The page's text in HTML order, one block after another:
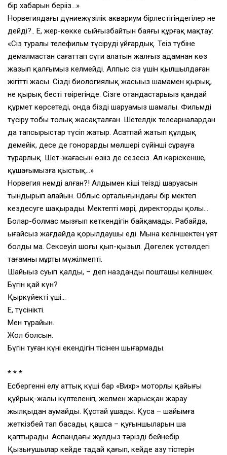
бір хабарын беріңіз…»
Норвегиядағы дүниежүзілік аквариум бірлестігіндегілер не
дейді?.. Е, жер-көкке сыйғызбайтын баяғы құрғақ мақтау:
«Сіз туралы телефильм түсіруді ұйғардық. Теңіз түбіне
демалмастан сағаттап сүңги алатын жалғыз адамнан көз
жазып қалғымыз келмейді. Алпыс сіз үшін қылшылдаған
жігіттің жасы. Сіздің биологиялық жасыңыз шамамен қырық,
не қырық бестің төңірегінде. Сізге отандастарыңыз қандай
құрмет көрсетеді, онда біздің шаруамыз шамалы. Фильмді
түсіру тобы толық жасақталған. Шетелдік телеарналардан
да тапсырыстар түсіп жатыр. Асатпай жатып құлдық
демейік, десе де гонорардың мөлшері сүйінші сұрауға
тұрарлық. Шет-жағасын өзіңіз де сезесіз. Ал көріскенше,
құшағымызға қыстық…»
Норвегия немді алған?! Алдымен кіші теңіздің шаруасын
тындырып алайын. Облыс орталығындағы бір мектеп
кездесуге шақырады. Мектептің мөрі, директордың қолы…
Болар-болмас мызғып кеткендігін байқамады. Рабайда,
ыңғайсыз жағдайда қорылдаушы еді. Мына келіншектен ұят
болды ма. Сексеуіл шоғы қып-қызыл. Дөңгелек үстөлдегі
тағамның мұрты мүжілмепті.
Шайыңыз суып қалды, – деп назданды пошташы келіншек.
Бүгін қай күн?
Қыркүйектің үші…
Е, түсінікті.
Мен тұрайын.
Жол болсын.
Бүгін туған күні екендігін тісінен шығармады.
* * *
Есбергеннің елу аттық күші бар «Вихр» моторлы қайығы
құйрық-жалы күлтеленіп, желмен жарысқан жарау
жылқыдан аумайды. Құстай ұшады. Қуса – шайымға
жеткізбей тап басады, қашса – қуғыншыларын шаң
қаптырады. Аспандағы жұлдыз тәрізді бейнебір.
Қызығушылар кейде таңдай қағып, кейде азу тістерін